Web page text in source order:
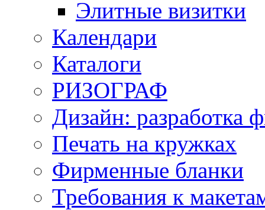
Элитные визитки
Календари
Каталоги
РИЗОГРАФ
Дизайн: разработка
Печать на кружках
Фирменные бланки
Требования к